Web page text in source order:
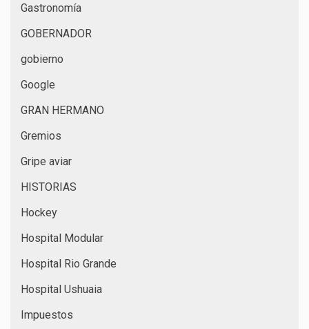
Gastronomía
GOBERNADOR
gobierno
Google
GRAN HERMANO
Gremios
Gripe aviar
HISTORIAS
Hockey
Hospital Modular
Hospital Rio Grande
Hospital Ushuaia
Impuestos